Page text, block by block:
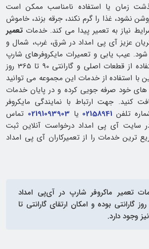
زمان یا استفاده نامناسب ممکن است
نشود، غذا را گرم نکند، جرقه بزند، خاموش
نیاز به تعمیر پیدا می کند. خدمات تعمیر
عزیز آی پی امداد در شرق، غرب، شمال و
عیب یابی و تعمیرات مایکروفرهای شارپ
در این مجموعه با استفاده از قطعات اصلی و گارانتی 90 تا 365 روز
با استفاده از خدمات این مجموعه می توانید
های خود صرفه جویی کرده و در پایان خدمات
کنید. جهت ارتباط با نمایندگی مایکروفر
تلفن 02158941 یا 02191093903 تماس
سایت آی پی امداد درخواست آنلاین ثبت
ترین خدمات را از تعمیرکاران آی پی امداد
تعمیر ماکروفر شارپ در آی‌پی امداد
۳۰ روز گارانتی بوده و امکان ارتقای گارانتی تا